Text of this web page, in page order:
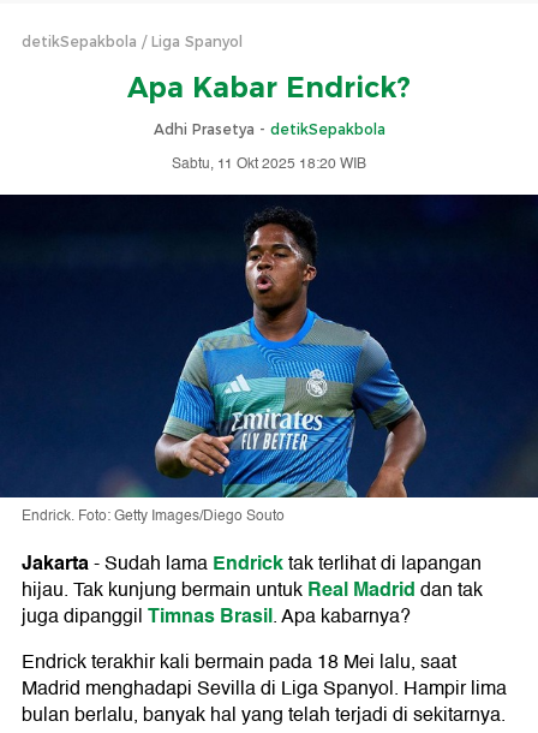
detikSepakbola Liga Spanyol
Apa Kabar Endrick?
Adhi Prasetya - detikSepakbola
Sabtu, 11 Okt 2025 18:20 WIB
Endrick. Foto: Getty Images/Diego Souto
Jakarta-Sudah lamaEndricktak terlihat di lapangan
hijau. Tak kunjung bermain untukReal Madriddan tak
juga dipanggilTimnas Brasil. Apa kabarnya?
Endrick terakhir kali bermain pada 18 Mei lalu, saat
Madrid menghadapi Sevilla di Liga Spanyol. Hampir lima
bulan berlalu, banyak hal yang telah terjadi di sekitarnya.